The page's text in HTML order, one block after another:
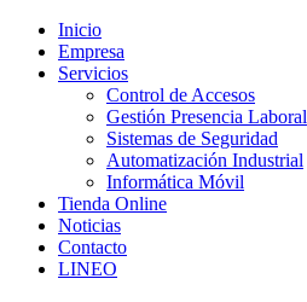
Inicio
Empresa
Servicios
Control de Accesos
Gestión Presencia Laboral
Sistemas de Seguridad
Automatización Industrial
Informática Móvil
Tienda Online
Noticias
Contacto
LINEO